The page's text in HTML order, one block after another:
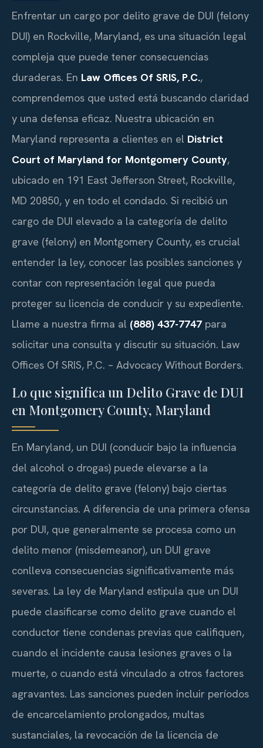
Enfrentar un cargo por delito grave de DUI (felony
DUI) en Rockville, Maryland, es una situación legal
compleja que puede tener consecuencias
duraderas. En Law Offices Of SRIS, P.C.,
comprendemos que usted está buscando claridad
y una defensa eficaz. Nuestra ubicación en
Maryland representa a clientes en el District
Court of Maryland for Montgomery County,
ubicado en 191 East Jefferson Street, Rockville,
MD 20850, y en todo el condado. Si recibió un
cargo de DUI elevado a la categoría de delito
grave (felony) en Montgomery County, es crucial
entender la ley, conocer las posibles sanciones y
contar con representación legal que pueda
proteger su licencia de conducir y su expediente.
Llame a nuestra firma al (888) 437-7747 para
solicitar una consulta y discutir su situación. Law
Offices Of SRIS, P.C. – Advocacy Without Borders.
Lo que significa un Delito Grave de DUI
en Montgomery County, Maryland
En Maryland, un DUI (conducir bajo la influencia
del alcohol o drogas) puede elevarse a la
categoría de delito grave (felony) bajo ciertas
circunstancias. A diferencia de una primera ofensa
por DUI, que generalmente se procesa como un
delito menor (misdemeanor), un DUI grave
conlleva consecuencias significativamente más
severas. La ley de Maryland estipula que un DUI
puede clasificarse como delito grave cuando el
conductor tiene condenas previas que califiquen,
cuando el incidente causa lesiones graves o la
muerte, o cuando está vinculado a otros factores
agravantes. Las sanciones pueden incluir períodos
de encarcelamiento prolongados, multas
sustanciales, la revocación de la licencia de